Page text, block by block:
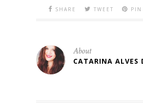
SHARE
TWEET PIN
About
CATARINA ALVES